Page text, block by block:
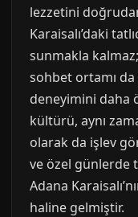
lezzetini
Karaisalı’daki
sunmakla
sohbet ortamı da
deneyimini daha
kültürü, aynı
olarak da işlev
ve özel günlerde
Adana
haline gelmiştir.